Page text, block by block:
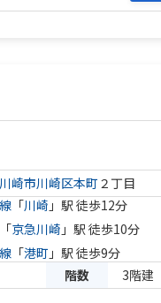
川崎市川崎区本町 ２丁目
「川崎 」駅 徒歩12分
「京急川崎 」駅 徒歩10分
「港町 」駅 徒歩9分
階数 3階建